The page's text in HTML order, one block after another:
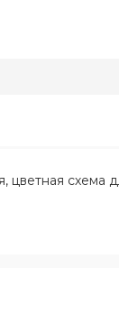
цветная схема